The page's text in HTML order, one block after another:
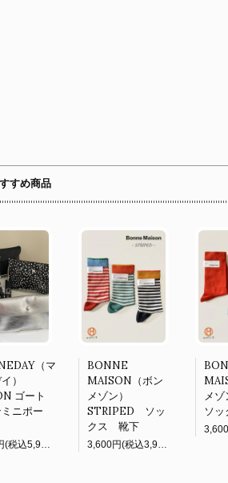
すめ商品
（マ
）
ゴート
ニポー
5,400円(税込5,940円)
BONNE
MAISON（ボン
メゾン）
STRIPED ソッ
クス 靴下
3,600円(税込3,960円)
メ
ソ